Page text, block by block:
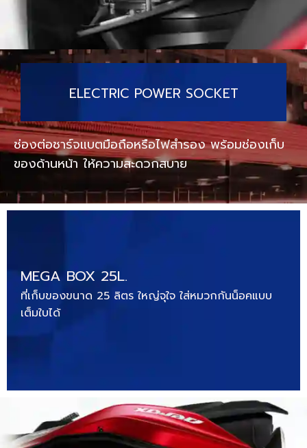
ELECTRIC POWER SOCKET
ช่องต่อชาร์จแบตมือถือหรือไฟสำรอง พร้อมช่องเก็บ
ของด้านหน้า ให้ความสะดวกสบาย
MEGA BOX 25L.
ที่เก็บของขนาด 25 ลิตร ใหญ่จุใจ ใส่หมวกกันน็อคแบบ
เต็มใบได้